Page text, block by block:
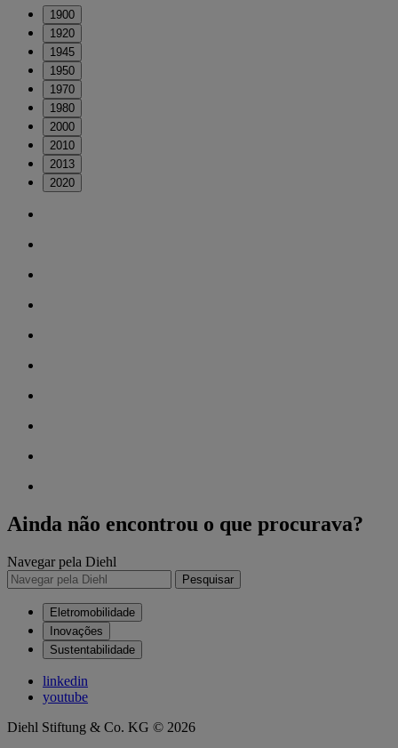
1900
1920
1945
1950
1970
1980
2000
2010
2013
2020
Ainda não encontrou o que procurava?
Navegar pela Diehl
Pesquisar
Eletromobilidade
Inovações
Sustentabilidade
linkedin
youtube
Diehl Stiftung & Co. KG © 2026